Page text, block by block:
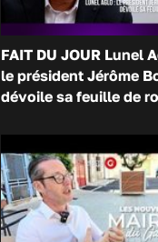
FAIT DU JOUR Lunel
le président Jérôme
dévoile sa feuille de